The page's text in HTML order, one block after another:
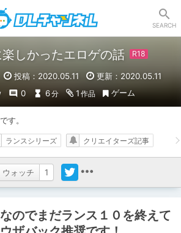
SEARCH
しかったエロゲの話
投稿：2020.05.11
更新：2020.05.11
0 6分 1 作品 ゲーム
す。
ウォッチ 1
ランスシリーズ クリエイターズ記事
のでまだランス１０を終えて